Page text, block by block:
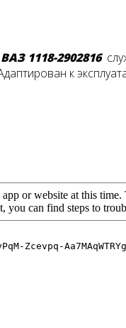
1118-2902816
к